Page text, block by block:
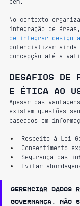
No contexto
integração de
de integrar design
potencializar ainda
concepção até a
Desafios de
e ética ao
Apesar das
existem questões
baseados em
Respeito à Lei
Consentimento
Segurança das
Evitar
Gerenciar dados
governança, não